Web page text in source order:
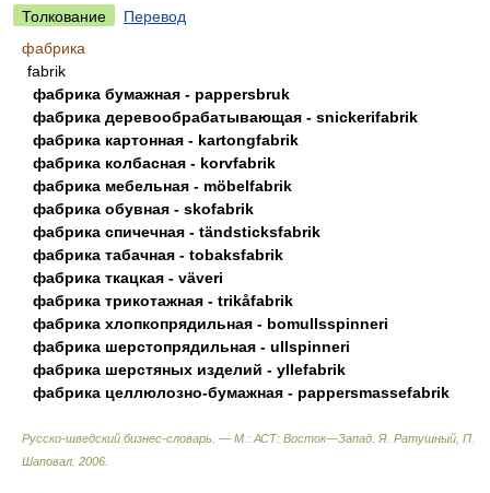
Толкование
Перевод
фабрика
fabrik
фабрика бумажная - pappersbruk
фабрика деревообрабатывающая - snickerifabrik
фабрика картонная - kartongfabrik
фабрика колбасная - korvfabrik
фабрика мебельная - möbelfabrik
фабрика обувная - skofabrik
фабрика спичечная - tändsticksfabrik
фабрика табачная - tobaksfabrik
фабрика ткацкая - väveri
фабрика трикотажная - trikåfabrik
фабрика хлопкопрядильная - bomullsspinneri
фабрика шерстопрядильная - ullspinneri
фабрика шерстяных изделий - yllefabrik
фабрика целлюлозно-бумажная - pappersmassefabrik
Русско-шведский бизнес-словарь. — М.: АСТ: Восток—Запад Я. Ратушный, П.
Шаповал 2006